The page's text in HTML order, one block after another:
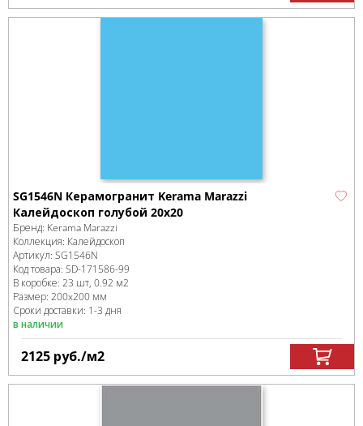
SG1546N Керамогранит Kerama Marazzi
Калейдоскоп голубой 20х20
Бренд: Kerama Marazzi
Коллекция: Калейдоскоп
Артикул: SG1546N
Код товара: SD-171586-99
В коробке: 23 шт, 0.92 м2
Размер: 200x200 мм
Сроки доставки: 1-3 дня
в наличии
2125 руб./м2